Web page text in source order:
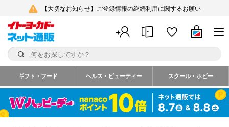
【大切なお知らせ】ご登録情報の継続利用に関するお願い
ギフト・フード ヘルス・ビューティー スクール・ホビー